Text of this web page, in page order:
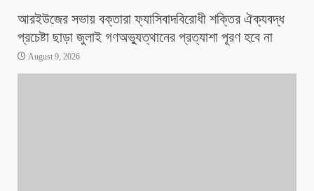
আরইউজের সভায় বক্তারা ফ্যাসিবাদবিরোধী শক্তির ঐক্যবদ্ধ
প্রচেষ্টা ছাড়া জুলাই গণঅভ্যুত্থানের প্রত্যাশা পূরণ হবে না
August 9, 2026